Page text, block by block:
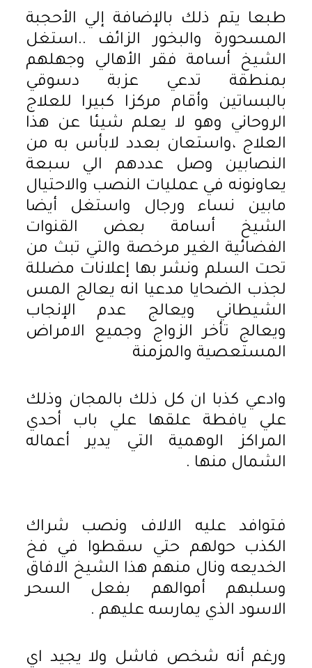
طبعا يتم ذلك بالإضافة إلي الأحجبة
المسحورة والبخور الزائف ..استغل
الشيخ أسامة فقر الأهالي وجهلهم
بمنطقة تدعي عزبة دسوقي
بالبساتين وأقام مركزا كبيرا للعلاج
الروحاني وهو لا يعلم شيئا عن هذا
العلاج ،واستعان بعدد لابأس به من
النصابين وصل عددهم الي سبعة
يعاونونه في عمليات النصب والاحتيال
مابين نساء ورجال واستغل أيضا
الشيخ أسامة بعض القنوات
الفضائية الغير مرخصة والتي تبث من
تحت السلم ونشر بها إعلانات مضللة
لجذب الضحايا مدعيا انه يعالج المس
الشيطاني ويعالج عدم الإنجاب
ويعالج تأخر الزواج وجميع الامراض
المستعصية والمزمنة
وادعي كذبا ان كل ذلك بالمجان وذلك
علي يافطة علقها علي باب أحدي
المراكز الوهمية التي يدير أعماله
الشمال منها .
فتوافد عليه الالاف ونصب شراك
الكذب حولهم حتي سقطوا في فخ
الخديعه ونال منهم هذا الشيخ الافاق
وسلبهم أموالهم بفعل السحر
الاسود الذي يمارسه عليهم .
ورغم أنه شخص فاشل ولا يجيد اي